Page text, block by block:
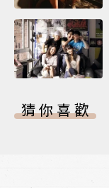
猜你喜歡